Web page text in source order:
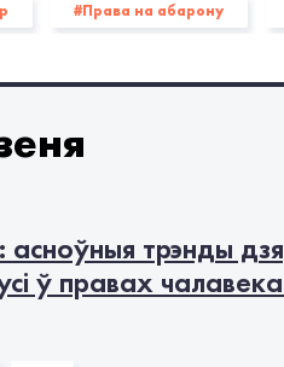
#Права на абарону
#Human Rights Watch
асноўныя трэнды
ў правах